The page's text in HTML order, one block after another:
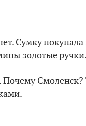
Сумку
золотые ручки.